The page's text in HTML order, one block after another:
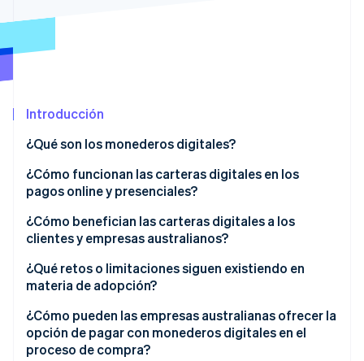
Radar
Eliminación de dióxido de carbono
Identity
Verificación de identidad en línea
Stripe Sessions 2026
Descubre cómo Stripe está construyendo la
para la IA.
Ver ahora
Introducción
¿Qué son los monederos digitales?
¿Cómo funcionan las carteras digitales en los
pagos online y presenciales?
¿Cómo benefician las carteras digitales a los
clientes y empresas australianos?
Clientes
¿Qué retos o limitaciones siguen existiendo en
materia de adopción?
Diferencias en la adopción según la edad
Cobertura comercial incompleta
¿Cómo pueden las empresas australianas ofrecer la
opción de pagar con monederos digitales en el
proceso de compra?